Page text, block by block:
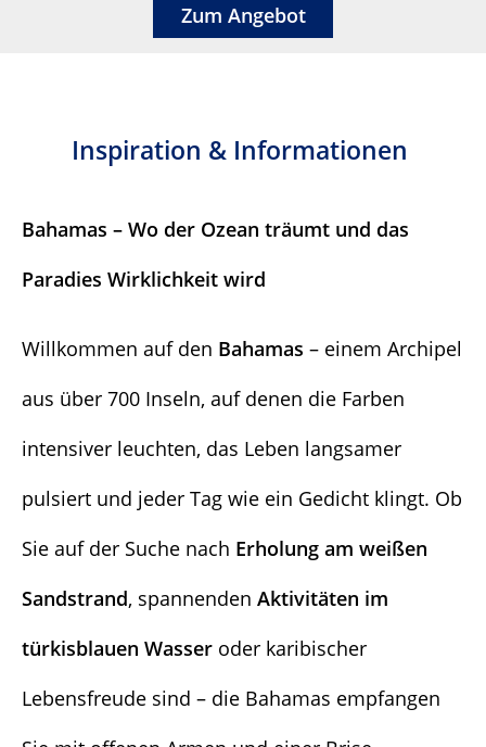
Zum Angebot
Inspiration & Informationen
Bahamas – Wo der Ozean träumt und das
Paradies Wirklichkeit wird
Willkommen auf den Bahamas – einem Archipel
aus über 700 Inseln, auf denen die Farben
intensiver leuchten, das Leben langsamer
pulsiert und jeder Tag wie ein Gedicht klingt. Ob
Sie auf der Suche nach Erholung am weißen
Sandstrand, spannenden Aktivitäten im
türkisblauen Wasseroder karibischer
Lebensfreude sind – die Bahamas empfangen